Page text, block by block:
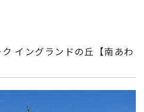
イングランドの丘【南あわ